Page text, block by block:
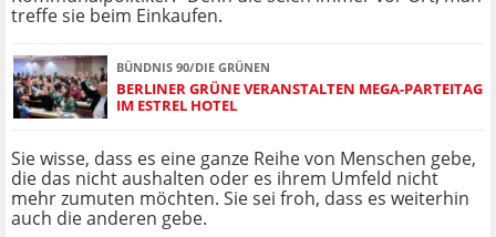
treffe sie beim Einkaufen.
BÜNDNIS 90/DIE GRÜNEN
BERLINER GRÜNE VERANSTALTEN MEGA-PARTEITAG
IM ESTREL HOTEL
Sie wisse, dass es eine ganze Reihe von Menschen gebe,
die das nicht aushalten oder es ihrem Umfeld nicht
mehr zumuten möchten. Sie sei froh, dass es weiterhin
auch die anderen gebe.